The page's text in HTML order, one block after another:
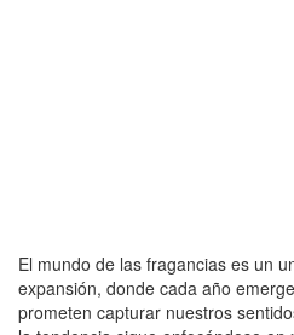
El mundo de las fragancias es un
expansión, donde cada año
prometen capturar nuestros